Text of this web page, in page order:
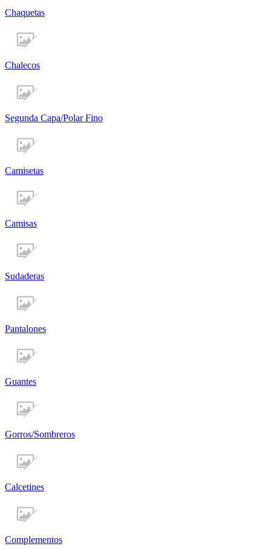
Chaquetas
Chalecos
Segunda Capa/Polar Fino
Camisetas
Camisas
Sudaderas
Pantalones
Guantes
Gorros/Sombreros
Calcetines
Complementos